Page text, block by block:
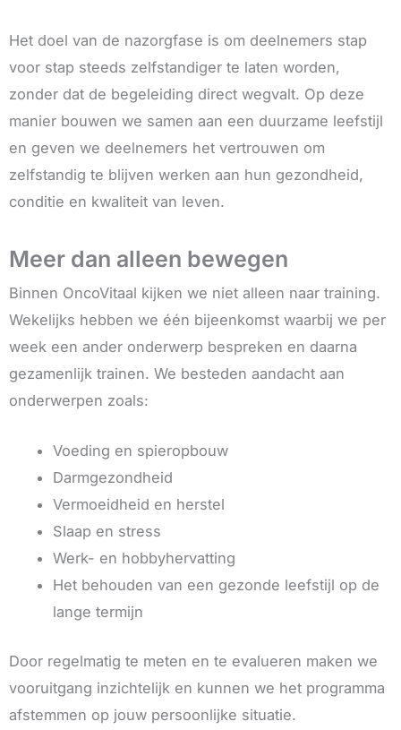
Het doel van de nazorgfase is om deelnemers stap
voor stap steeds zelfstandiger te laten worden,
zonder dat de begeleiding direct wegvalt. Op deze
manier bouwen we samen aan een duurzame leefstijl
en geven we deelnemers het vertrouwen om
zelfstandig te blijven werken aan hun gezondheid,
conditie en kwaliteit van leven.
Meer dan alleen bewegen
Binnen OncoVitaal kijken we niet alleen naar training.
Wekelijks hebben we één bijeenkomst waarbij we per
week een ander onderwerp bespreken en daarna
gezamenlijk trainen. We besteden aandacht aan
onderwerpen zoals:
Voeding en spieropbouw
Darmgezondheid
Vermoeidheid en herstel
Slaap en stress
Werk- en hobbyhervatting
Het behouden van een gezonde leefstijl op de
lange termijn
Door regelmatig te meten en te evalueren maken we
vooruitgang inzichtelijk en kunnen we het programma
afstemmen op jouw persoonlijke situatie.